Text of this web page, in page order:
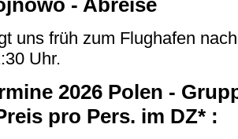
- Abreise
uns früh zum Flughafen
Uhr.
2026 Polen -
pro Pers. im DZ* :